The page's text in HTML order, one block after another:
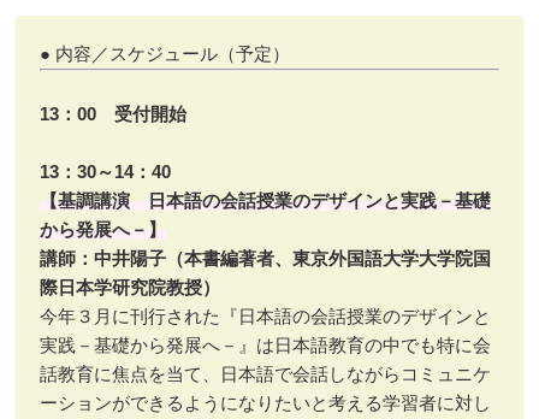
● 内容／スケジュール（予定）
13：00 受付開始
13：30～14：40
【基調講演 日本語の会話授業のデザインと実践－基礎
から発展へ－】
講師：中井陽子（本書編著者、東京外国語大学大学院国
際日本学研究院教授）
今年３月に刊行された『日本語の会話授業のデザインと
実践－基礎から発展へ－』は日本語教育の中でも特に会
話教育に焦点を当て、日本語で会話しながらコミュニケ
ーションができるようになりたいと考える学習者に対し